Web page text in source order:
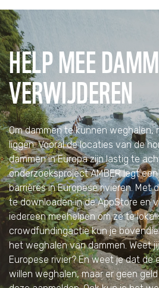
HELP MEE
VERWIJDEREN
Om dammen te kunnen
liggen. Vooral de locaties van de
dammen in Europa zijn lastig te
onderzoeksproject AMBER legt
barrières in Europese rivieren. Met
te downloaden in de AppStore en
iedereen meehelpen om ze te
crowdfundingactie kun je
het weghalen van dammen. Weet
Europese rivier? En weet je dat de
willen weghalen, maar er geen